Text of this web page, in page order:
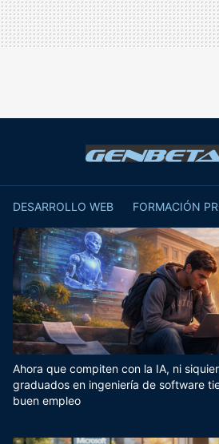
DESARROLLO WEB FORMACIÓN
Ahora que compiten con la IA, ni
graduados en ingeniería de software
buen empleo